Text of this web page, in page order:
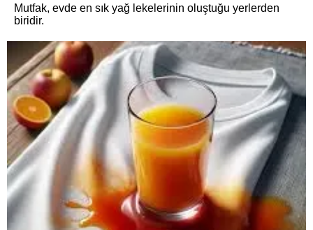
Mutfak, evde en sık yağ lekelerinin oluştuğu yerlerden
biridir.